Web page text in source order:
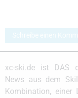
Schreibe einen
xc-ski.de ist DAS
News aus dem
Kombination, einer